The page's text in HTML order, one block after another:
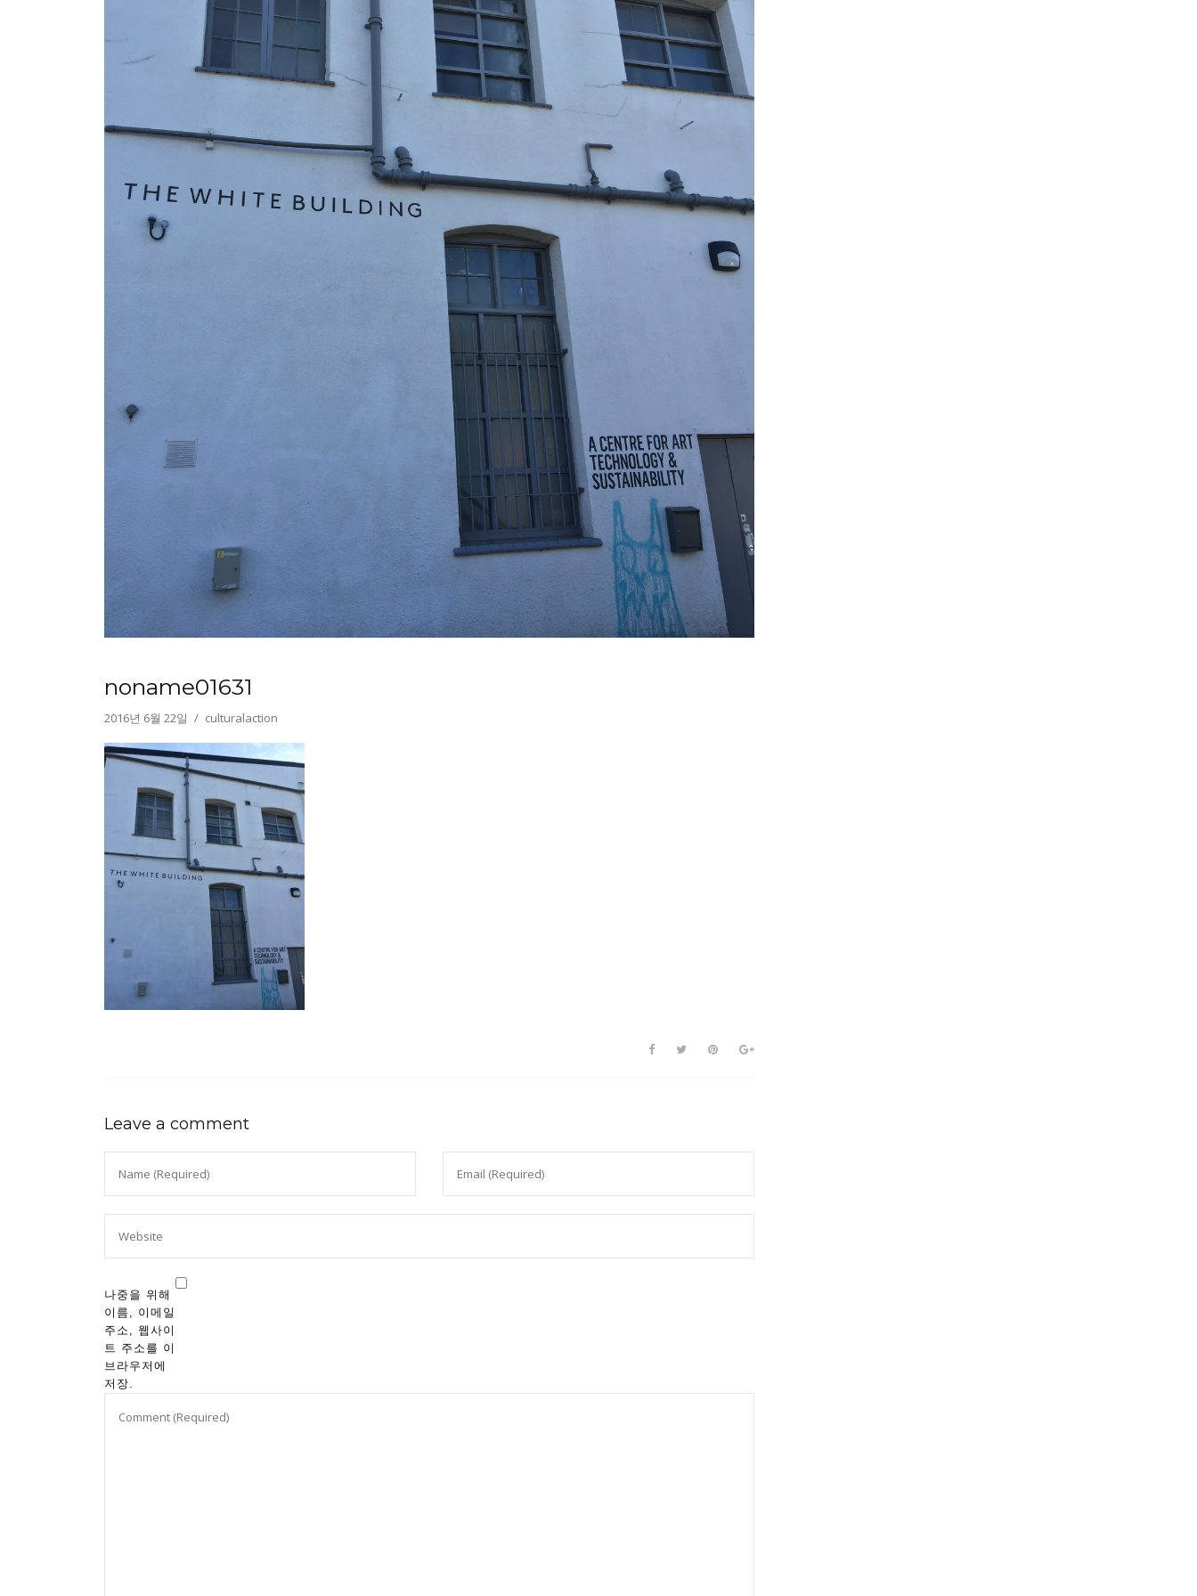
noname01631
2016년 6월 22일 culturalaction
Leave a comment
나중을 위해
이름, 이메일
주소, 웹사이
트 주소를 이
브라우저에
저장.